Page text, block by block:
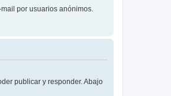
por usuarios anónimos.
publicar y responder. Abajo